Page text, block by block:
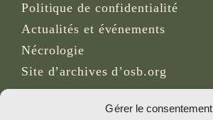
Gérer le consentement
Politique de confidentialité
Actualités et événements
Nécrologie
Site d’archives d’osb.org
flux RSS